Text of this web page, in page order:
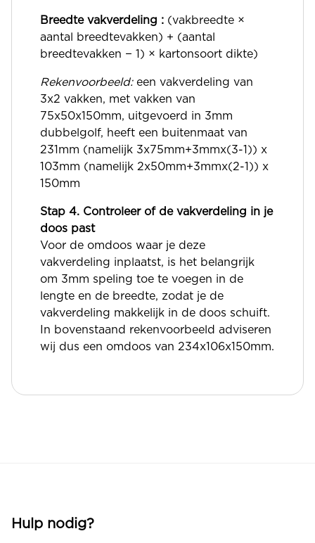
Breedte vakverdeling : (vakbreedte ×
aantal breedtevakken) + (aantal
breedtevakken − 1) × kartonsoort dikte)
Rekenvoorbeeld: een vakverdeling van
3x2 vakken, met vakken van
75x50x150mm, uitgevoerd in 3mm
dubbelgolf, heeft een buitenmaat van
231mm (namelijk 3x75mm+3mmx(3-1)) x
103mm (namelijk 2x50mm+3mmx(2-1)) x
150mm
Stap 4. Controleer of de vakverdeling in je
doos past
Voor de omdoos waar je deze
vakverdeling inplaatst, is het belangrijk
om 3mm speling toe te voegen in de
lengte en de breedte, zodat je de
vakverdeling makkelijk in de doos schuift.
In bovenstaand rekenvoorbeeld adviseren
wij dus een omdoos van 234x106x150mm.
Hulp nodig?